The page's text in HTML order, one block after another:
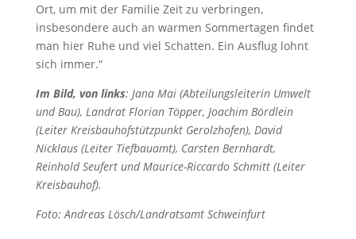
Ort, um mit der Familie Zeit zu verbringen,
insbesondere auch an warmen Sommertagen findet
man hier Ruhe und viel Schatten. Ein Ausflug lohnt
sich immer.“
Im Bild, von links: Jana Mai (Abteilungsleiterin Umwelt
und Bau), Landrat Florian Töpper, Joachim Bördlein
(Leiter Kreisbauhofstützpunkt Gerolzhofen), David
Nicklaus (Leiter Tiefbauamt), Carsten Bernhardt,
Reinhold Seufert und Maurice-Riccardo Schmitt (Leiter
Kreisbauhof).
Foto: Andreas Lösch/Landratsamt Schweinfurt